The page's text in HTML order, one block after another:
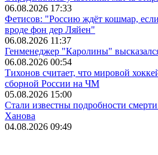
06.08.2026 17:33
Фетисов: "Россию ждёт кошмар,
вроде фон дер Ляйен"
06.08.2026 11:37
Генменеджер "Каролины"
06.08.2026 00:54
Тихонов считает, что мировой
сборной России на ЧМ
05.08.2026 15:00
Стали известны подробности смерти
Ханова
04.08.2026 09:49